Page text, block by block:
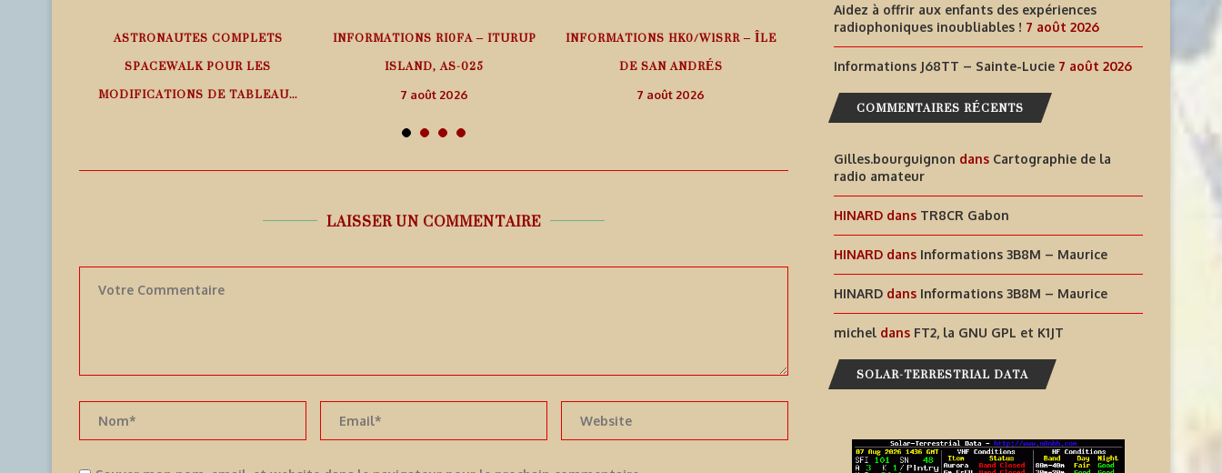
ASTRONAUTES COMPLETS
SPACEWALK POUR LES
MODIFICATIONS DE TABLEAU...
INFORMATIONS RI0FA – ITURUP
ISLAND, AS-025
7 août 2026
INFORMATIONS HK0/W1SRR – ÎLE
DE SAN ANDRÉS
7 août 2026
AIDEZ À OFFRIR AUX ENFANTS
DES EXPÉRIENCES
RADIOPHONIQUES...
7 août 2026
INFORMATIONS J68TT –
LUCIE
LAISSER UN COMMENTAIRE
Aidez à offrir aux enfants des expériences
radiophoniques inoubliables ! 7 août 2026
Informations J68TT – Sainte-Lucie 7 août 2026
COMMENTAIRES RÉCENTS
Gilles.bourguignon dans Cartographie de la
radio amateur
HINARD dans TR8CR Gabon
HINARD dans Informations 3B8M – Maurice
HINARD dans Informations 3B8M – Maurice
michel dans FT2, la GNU GPL et K1JT
SOLAR-TERRESTRIAL DATA